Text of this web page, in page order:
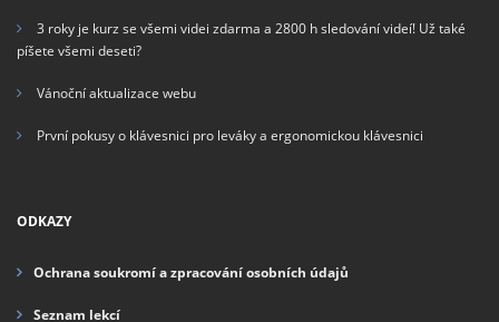
3 roky je kurz se všemi videi zdarma a 2800 h sledování videí! Už také
píšete všemi deseti?
Vánoční aktualizace webu
První pokusy o klávesnici pro leváky a ergonomickou klávesnici
ODKAZY
Ochrana soukromí a zpracování osobních údajů
Seznam lekcí